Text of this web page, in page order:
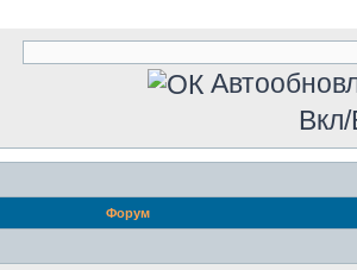
- 22 янв 2025, 14:54
OR 837=(SELECT 837
янв 2025, 14:53
янв 2025, 14:53
Форум